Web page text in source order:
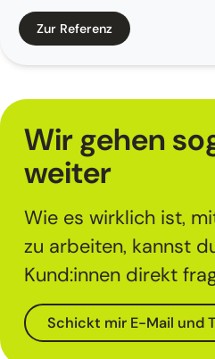
Zur Referenz
Wir gehen
weiter
Wie es wirklich ist,
zu arbeiten, kannst
Kund:innen direkt
Schickt mir E-Mail und